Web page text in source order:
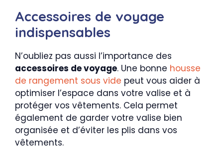
Accessoires de voyage
indispensables
N’oubliez pas aussi l’importance des
accessoires de voyage. Une bonne housse
de rangement sous vide peut vous aider à
optimiser l’espace dans votre valise et à
protéger vos vêtements. Cela permet
également de garder votre valise bien
organisée et d’éviter les plis dans vos
vêtements.